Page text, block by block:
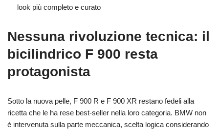
look più completo e curato
Nessuna rivoluzione tecnica: il
bicilindrico F 900 resta
protagonista
Sotto la nuova pelle, F 900 R e F 900 XR restano fedeli alla
ricetta che le ha rese best-seller nella loro categoria. BMW non
è intervenuta sulla parte meccanica, scelta logica considerando